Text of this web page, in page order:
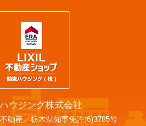
ウジング株式会社
動産／栃木県知事免許(6)3785号